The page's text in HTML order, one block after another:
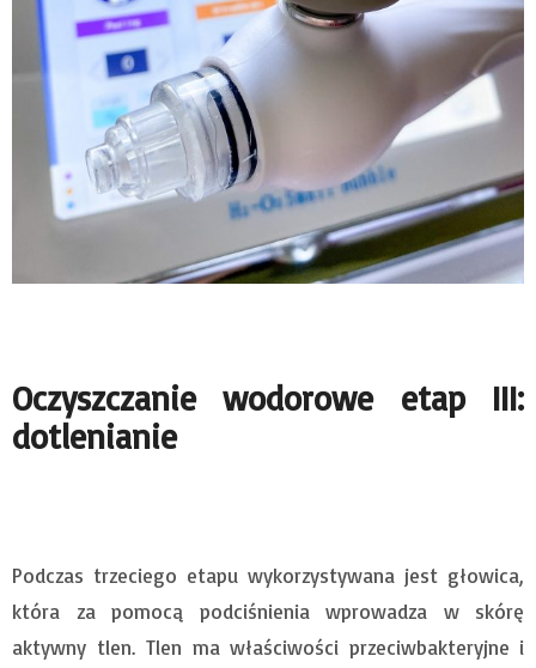
Oczyszczanie wodorowe etap III:
dotlenianie
Podczas trzeciego etapu wykorzystywana jest głowica,
która za pomocą podciśnienia wprowadza w skórę
aktywny tlen. Tlen ma właściwości przeciwbakteryjne i